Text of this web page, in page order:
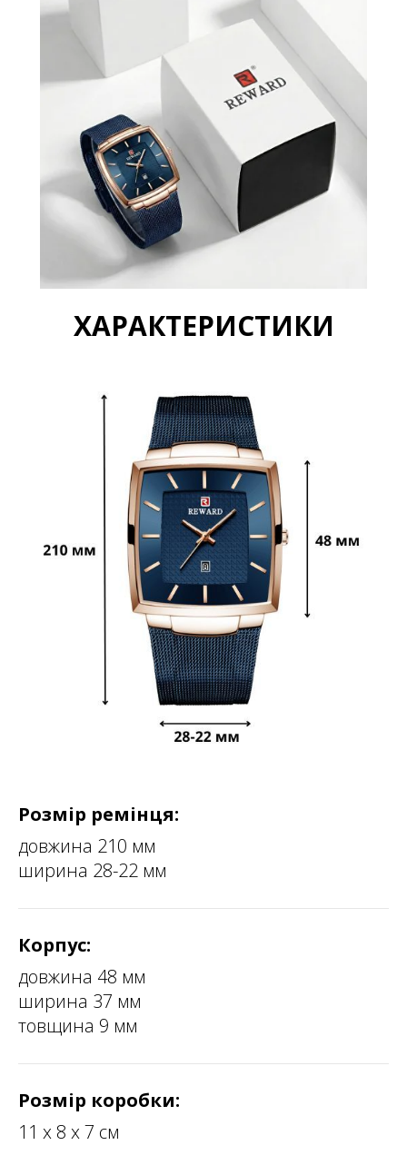
ХАРАКТЕРИСТИКИ
Розмір ремінця:
довжина 210 мм
ширина 28-22 мм
Корпус:
довжина 48 мм
ширина 37 мм
товщина 9 мм
Розмір коробки:
11 х 8 х 7 см